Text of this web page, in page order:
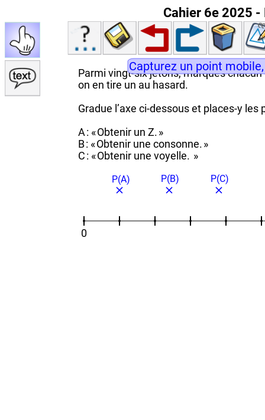
Cahier 6e 2025
Parmi vingt-six jetons, marqués
on en tire un au hasard.
Gradue l’axe ci‑dessous et places‑y
A : « Obtenir un Z. »
B : « Obtenir une consonne. »
C : « Obtenir une voyelle. »
0
P(A) P(B) P(C)
Capturez un point